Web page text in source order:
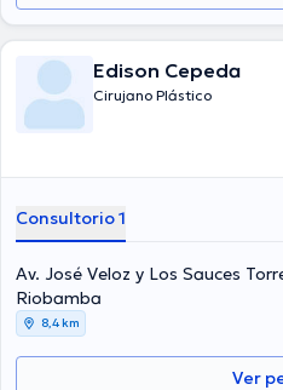
Edison Cepeda
Cirujano Plástico
Consultorio 1
Av. José Veloz y Los Sauces
Riobamba
8,4 km
Ver